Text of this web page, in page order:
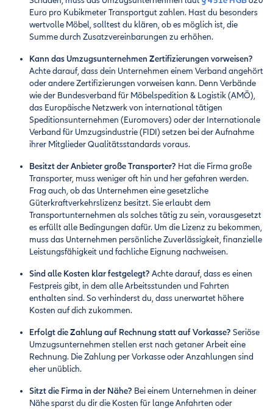
Euro pro Kubikmeter Transportgut zahlen. Hast du besonders
wertvolle Möbel, solltest du klären, ob es möglich ist, die
Summe durch Zusatzvereinbarungen zu erhöhen.
Kann das Umzugsunternehmen Zertifizierungen vorweisen?
Achte darauf, dass dein Unternehmen einem Verband angehört
oder andere Zertifizierungen vorweisen kann. Denn Verbände
wie der Bundesverband für Möbelspedition & Logistik (AMÖ),
das Europäische Netzwerk von international tätigen
Speditionsunternehmen (Euromovers) oder der Internationale
Verband für Umzugsindustrie (FIDI) setzen bei der Aufnahme
ihrer Mitglieder Qualitätsstandards voraus.
Besitzt der Anbieter große Transporter? Hat die Firma große
Transporter, muss weniger oft hin und her gefahren werden.
Frag auch, ob das Unternehmen eine gesetzliche
Güterkraftverkehrslizenz besitzt. Sie erlaubt dem
Transportunternehmen als solches tätig zu sein, vorausgesetzt
es erfüllt alle Bedingungen dafür. Um die Lizenz zu bekommen,
muss das Unternehmen persönliche Zuverlässigkeit, finanzielle
Leistungsfähigkeit und fachliche Eignung nachweisen.
Sind alle Kosten klar festgelegt? Achte darauf, dass es einen
Festpreis gibt, in dem alle Arbeitsstunden und Fahrten
enthalten sind. So verhinderst du, dass unerwartet höhere
Kosten auf dich zukommen.
Erfolgt die Zahlung auf Rechnung statt auf Vorkasse? Seriöse
Umzugsunternehmen stellen erst nach getaner Arbeit eine
Rechnung. Die Zahlung per Vorkasse oder Anzahlungen sind
eher unüblich.
Sitzt die Firma in der Nähe? Bei einem Unternehmen in deiner
Nähe sparst du dir die Kosten für lange Anfahrten oder